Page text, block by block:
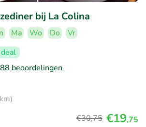
bij La Colina
Ma Wo Do
Vr
beoordelingen
€30,75 €19,75